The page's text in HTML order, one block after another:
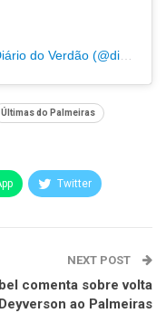
Últimas do Palmeiras
Twitter
NEXT POST
comenta sobre volta
ao Palmeiras